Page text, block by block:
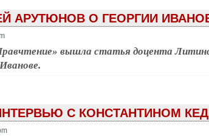
АРУТЮНОВ О ГЕОРГИИ
вышла статья доцента
С КОНСТАНТИНОМ